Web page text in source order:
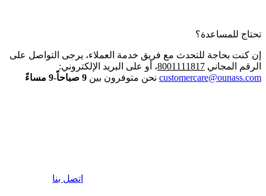
تحتاج للمساعدة؟
إن كنت بحاجة للتحدث مع فريق خدمة العملاء، يرجى التواصل على
الرقم المجاني 8001111817، أو على البريد الإلكتروني:
customercare@ounass.com نحن متوفرون بين 9 صباحاً-9 مساءً
اتصل بنا